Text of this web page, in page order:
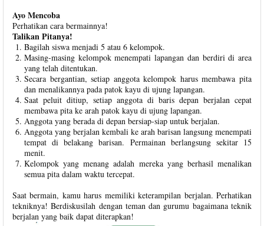
Ayo Mencoba
Perhatikan cara bermainnya!
Talikan Pitanya!
Bagilah siswa menjadi 5 atau 6 kelompok.
Masing-masing kelompok menempati lapangan dan berdiri di area
yang telah ditentukan.
Secara bergantian, setiap anggota kelompok harus membawa pita
dan menalikannya pada patok kayu di ujung lapangan.
Saat peluit ditiup, setiap anggota di baris depan berjalan cepat
membawa pita ke arah patok kayu di ujung lapangan.
Anggota yang berada di depan bersiap-siap untuk berjalan.
Anggota yang berjalan kembali ke arah barisan langsung menempati
tempat di belakang barisan. Permainan berlangsung sekitar 15
menit.
Kelompok yang menang adalah mereka yang berhasil menalikan
semua pita dalam waktu tercepat.
Saat bermain, kamu harus memiliki keterampilan berjalan. Perhatikan
tekniknya! Berdiskusilah dengan teman dan gurumu bagaimana teknik
berjalan yang baik dapat diterapkan!